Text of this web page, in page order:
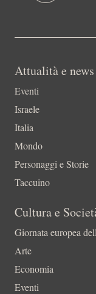
Attualità e news
Eventi
Israele
Italia
Mondo
Personaggi e Storie
Taccuino
Cultura e
Giornata europea
Arte
Economia
Eventi